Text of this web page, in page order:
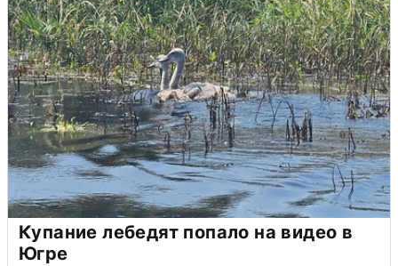
Купание лебедят попало на видео в
Югре